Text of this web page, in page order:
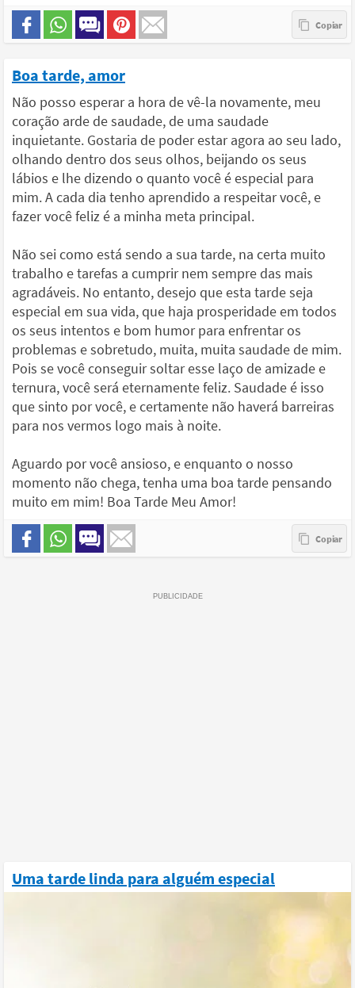
Boa tarde, amor
Não posso esperar a hora de vê-la novamente, meu
coração arde de saudade, de uma saudade
inquietante. Gostaria de poder estar agora ao seu lado,
olhando dentro dos seus olhos, beijando os seus
lábios e lhe dizendo o quanto você é especial para
mim. A cada dia tenho aprendido a respeitar você, e
fazer você feliz é a minha meta principal.
Não sei como está sendo a sua tarde, na certa muito
trabalho e tarefas a cumprir nem sempre das mais
agradáveis. No entanto, desejo que esta tarde seja
especial em sua vida, que haja prosperidade em todos
os seus intentos e bom humor para enfrentar os
problemas e sobretudo, muita, muita saudade de mim.
Pois se você conseguir soltar esse laço de amizade e
ternura, você será eternamente feliz. Saudade é isso
que sinto por você, e certamente não haverá barreiras
para nos vermos logo mais à noite.
Aguardo por você ansioso, e enquanto o nosso
momento não chega, tenha uma boa tarde pensando
muito em mim! Boa Tarde Meu Amor!
Uma tarde linda para alguém especial